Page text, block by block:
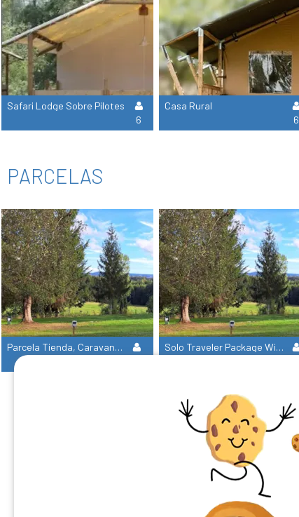
Safari Lodge Sobre Pilotes
6
Casa Rural
6
PARCELAS
Parcela Tienda, Caravana, Autocaravana - Electricidad Incluida
Solo Traveler Package With Vehicle – Electricity Included